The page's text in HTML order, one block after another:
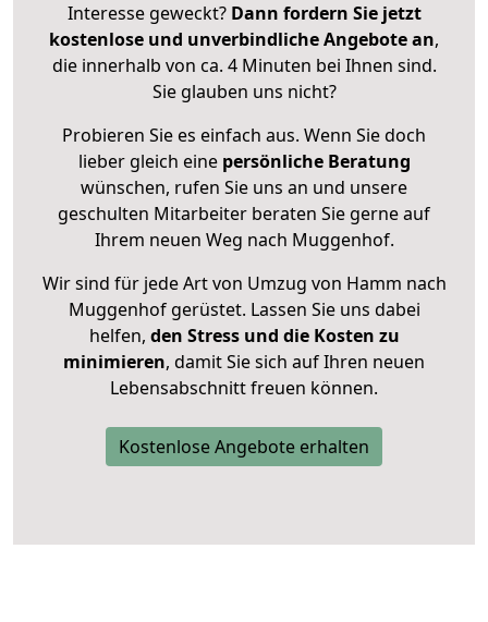
Interesse geweckt? Dann fordern Sie jetzt
kostenlose und unverbindliche Angebote an,
die innerhalb von ca. 4 Minuten bei Ihnen sind.
Sie glauben uns nicht?
Probieren Sie es einfach aus. Wenn Sie doch
lieber gleich eine persönliche Beratung
wünschen, rufen Sie uns an und unsere
geschulten Mitarbeiter beraten Sie gerne auf
Ihrem neuen Weg nach Muggenhof.
Wir sind für jede Art von Umzug von Hamm nach
Muggenhof gerüstet. Lassen Sie uns dabei
helfen, den Stress und die Kosten zu
minimieren, damit Sie sich auf Ihren neuen
Lebensabschnitt freuen können.
Kostenlose Angebote erhalten